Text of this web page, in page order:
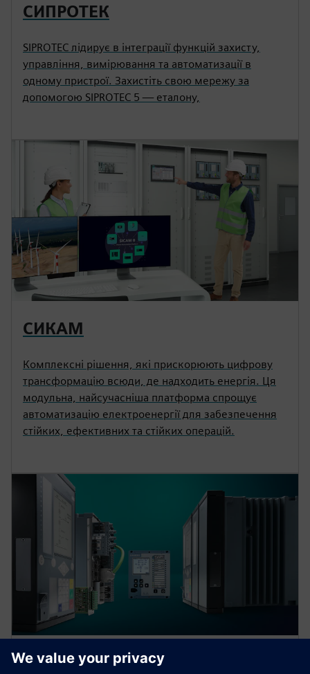
СИПРОТЕК
SIPROTEC лідирує в інтеграції функцій захисту,
управління, вимірювання та автоматизації в
одному пристрої. Захистіть свою мережу за
допомогою SIPROTEC 5 — еталону,
СИКАМ
Комплексні рішення, які прискорюють цифрову
трансформацію всюди, де надходить енергія. Ця
модульна, найсучасніша платформа спрощує
автоматизацію електроенергії для забезпечення
стійких, ефективних та стійких операцій.
Пристрій захисту для кожного